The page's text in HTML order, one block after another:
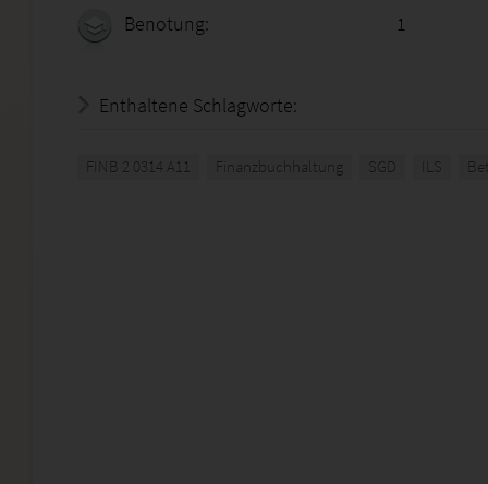
Benotung: 1
Enthaltene Schlagworte:
FINB 2 0314 A11 Finanzbuchhaltung SGD ILS